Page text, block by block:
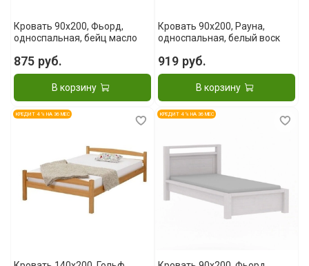
Кровать 90x200, Фьорд,
односпальная, бейц масло
875 руб.
В корзину
Кровать 90x200, Рауна,
односпальная, белый воск
919 руб.
В корзину
КРЕДИТ 4 % НА 36 МЕС КРЕДИТ 4 % НА 36 МЕС